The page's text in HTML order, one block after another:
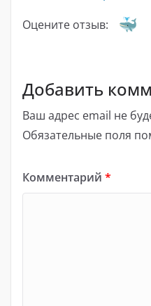
Оцените отзыв:
Добавить
Ваш адрес email не
Обязательные поля
Комментарий *